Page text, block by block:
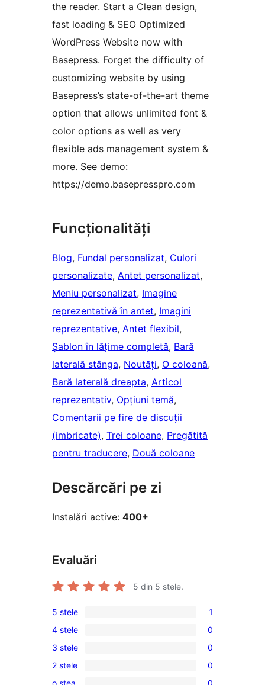
the reader. Start a Clean design,
fast loading & SEO Optimized
WordPress Website now with
Basepress. Forget the difficulty of
customizing website by using
Basepress’s state-of-the-art theme
option that allows unlimited font &
color options as well as very
flexible ads management system &
more. See demo:
https://demo.basepresspro.com
Funcționalități
Blog, Fundal personalizat, Culori
personalizate, Antet personalizat
Meniu personalizat, Imagine
reprezentativă în antet, Imagini
reprezentative, Antet flexibil
Șablon în lățime completă, Bară
laterală stânga, Noutăți, O coloană
Bară laterală dreapta, Articol
reprezentativ, Opțiuni temă
Comentarii pe fire de discuții
(imbricate), Trei coloane, Pregătită
pentru traducere, Două coloane
Descărcări pe zi
Instalări active: 400+
Evaluări
5 din 5 stele.
1
5
–
recenzie
(stele)
5 stele 1
0
4
–
recenzii
4 stele 0
0
3
3 stele 0
0
2 stele 0
o stea 0